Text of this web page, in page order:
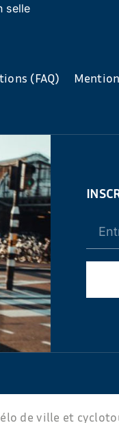
selle
(FAQ)
de ville et